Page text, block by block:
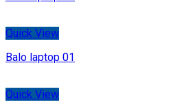
Quick View
Balo laptop 01
Quick View